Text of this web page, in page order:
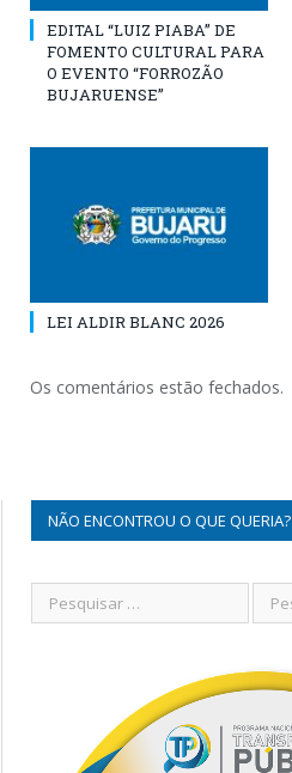
EDITAL “LUIZ PIABA” DE
FOMENTO CULTURAL PARA
O EVENTO “FORROZÃO
BUJARUENSE”
LEI ALDIR BLANC 2026
Os comentários estão fechados.
NÃO ENCONTROU O QUE QUERIA?